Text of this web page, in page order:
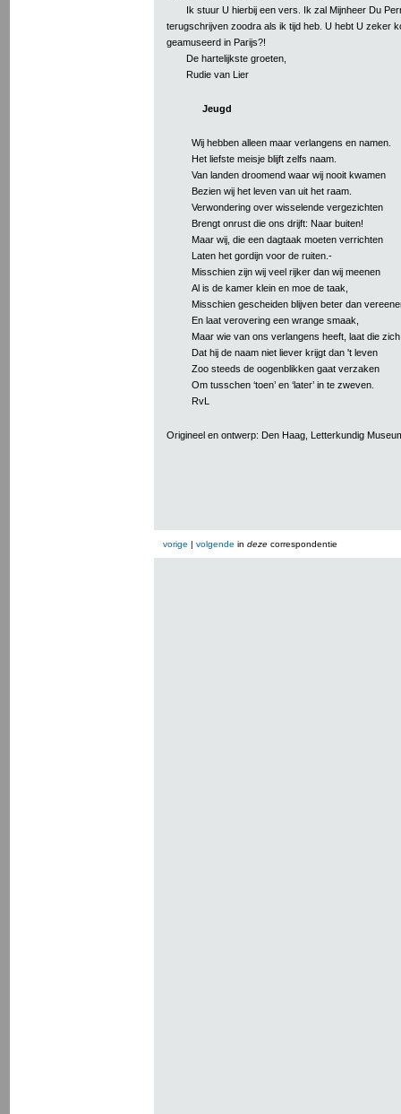
Ik stuur U hierbij een vers. Ik zal Mijnheer Du
terugschrijven zoodra als ik tijd heb. U hebt U zeker
geamuseerd in Parijs?!
De hartelijkste groeten,
Rudie van Lier
Jeugd
Wij hebben alleen maar verlangens en namen.
Het liefste meisje blijft zelfs naam.
Van landen droomend waar wij nooit kwamen
Bezien wij het leven van uit het raam.
Verwondering over wisselende vergezichten
Brengt onrust die ons drijft: Naar buiten!
Maar wij, die een dagtaak moeten verrichten
Laten het gordijn voor de ruiten.-
Misschien zijn wij veel rijker dan wij meenen
Al is de kamer klein en moe de taak,
Misschien gescheiden blijven beter dan
En laat verovering een wrange smaak,
Maar wie van ons verlangens heeft, laat die
Dat hij de naam niet liever krijgt dan 't leven
Zoo steeds de oogenblikken gaat verzaken
Om tusschen ‘toen’ en ‘later’ in te zweven.
RvL
Origineel en ontwerp: Den Haag, Letterkundig
vorige | volgende in deze correspondentie